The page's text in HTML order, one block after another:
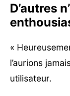
D’autres
«
l’aurions
utilisateur.